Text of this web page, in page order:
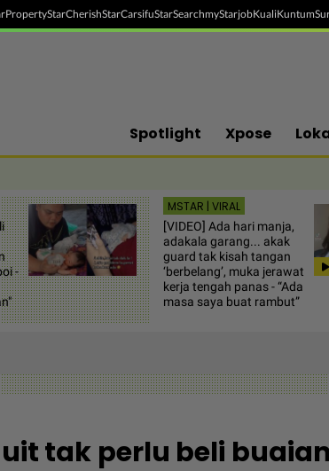
StarCherishStarCarsifuStarSearchmyStarjobKualiKuntum
Spotlight Xpose
-
MSTAR | VIRAL
[VIDEO] Ada hari manja,
adakala garang... akak
guard tak kisah tangan
‘berbelang’, muka jerawat
kerja tengah panas - “Ada
masa saya buat rambut”
tak perlu beli